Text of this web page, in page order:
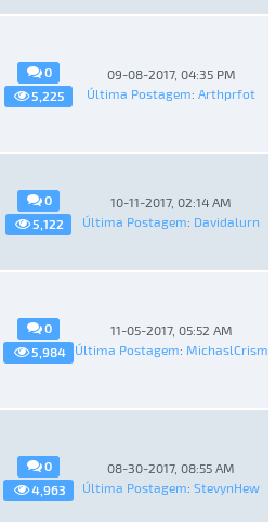
0
5,225
09-08-2017, 04:35 PM
Última Postagem: Arthprfot
0
5,122
10-11-2017, 02:14 AM
Última Postagem: Davidalurn
0
5,984
11-05-2017, 05:52 AM
Última Postagem: MichaslCrism
0
4,963
08-30-2017, 08:55 AM
Última Postagem: StevynHew